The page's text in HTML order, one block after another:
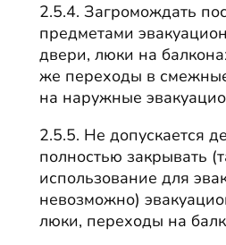
2.5.4. Загромождать
предметами
двери, люки на
же переходы в
на наружные
2.5.5. Не допускается
полностью закрывать
использование для
невозможно)
люки, переходы на